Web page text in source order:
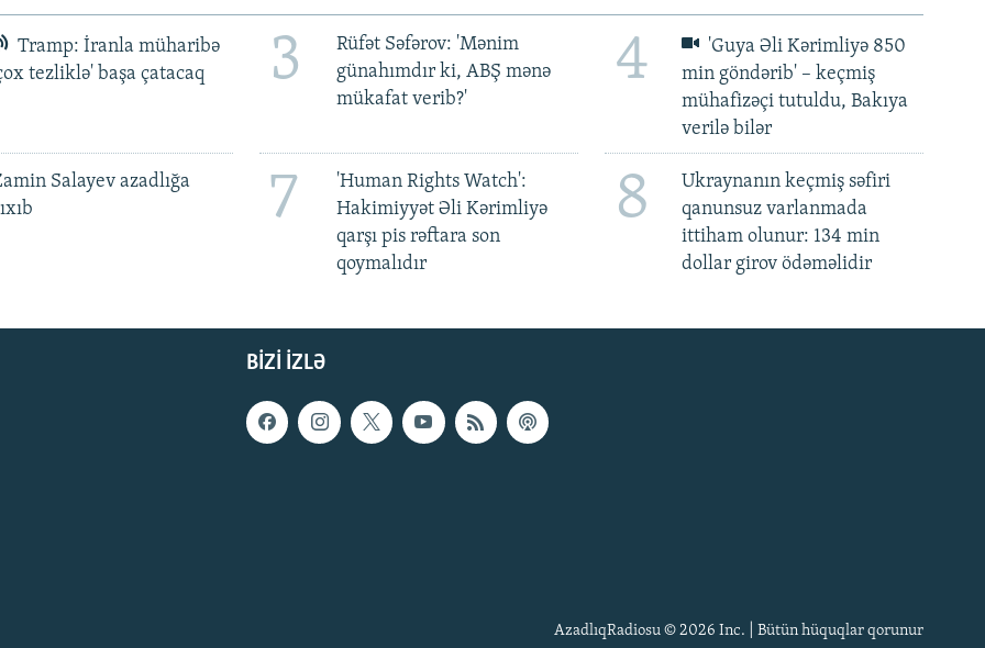
Tramp: İranla müharibə
tezliklə' başa çatacaq
3
Rüfət Səfərov: 'Mənim
günahımdır ki, ABŞ mənə
mükafat verib?'
4
'Guya Əli Kərimliyə 850
min göndərib' – keçmiş
mühafizəçi tutuldu, Bakıya
verilə bilər
Salayev azadlığa
7
'Human Rights Watch':
Hakimiyyət Əli Kərimliyə
qarşı pis rəftara son
qoymalıdır
8
Ukraynanın keçmiş səfiri
qanunsuz varlanmada
ittiham olunur: 134 min
dollar girov ödəməlidir
BIZI IZLƏ
AzadlıqRadiosu © 2026 Inc. | Bütün hüquqlar qorunur